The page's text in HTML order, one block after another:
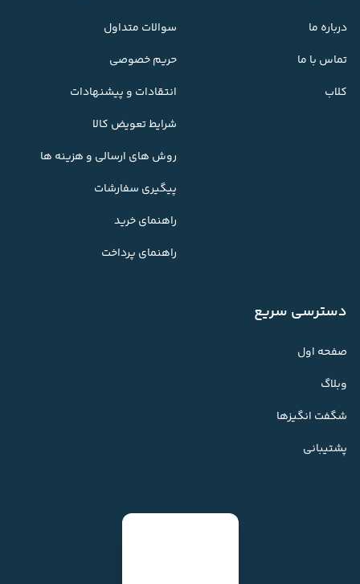
درباره ما
تماس با ما
کلاب
سوالات متداول
حریم خصوصی
انتقادات و پیشنهادات
شرایط تعویض کالا
روش های ارسالی و هزینه ها
پیگیری سفارشات
راهنمای خرید
راهنمای پرداخت
دسترسی سریع
صفحه اول
وبلاگ
شگفت انگیزها
پشتیبانی